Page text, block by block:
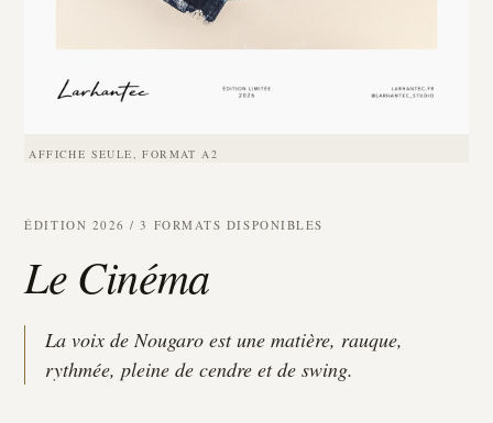
AFFICHE SEULE, FORMAT A2
ÉDITION 2026 / 3 FORMATS DISPONIBLES
Le Cinéma
La voix de Nougaro est une matière, rauque,
rythmée, pleine de cendre et de swing.